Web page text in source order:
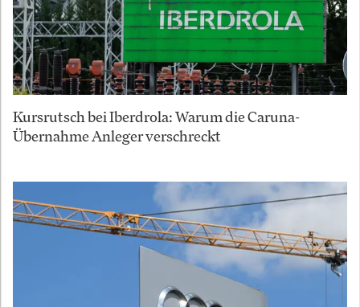
Kursrutsch bei Iberdrola: Warum die Caruna-
Übernahme Anleger verschreckt